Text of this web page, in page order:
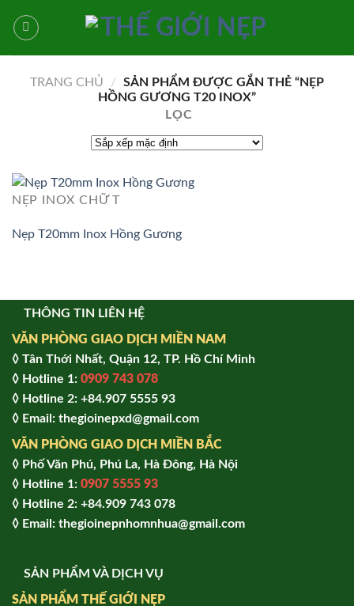
qua
TRANG CHỦ
/
SẢN PHẨM ĐƯỢC GẮN THẺ “NẸP
HỒNG GƯƠNG T20 INOX”
LỌC
NẸP INOX CHỮ T
Nẹp T20mm Inox Hồng Gương
THÔNG TIN LIÊN HỆ
VĂN PHÒNG GIAO DỊCH MIỀN NAM
◊ Tân Thới Nhất, Quận 12, TP. Hồ Chí Minh
◊ Hotline 1: 0909 743 078
◊ Hotline 2: +84.907 5555 93
◊ Email: thegioinepxd@gmail.com
VĂN PHÒNG GIAO DỊCH MIỀN BẮC
◊ Phố Văn Phú, Phú La, Hà Đông, Hà Nội
◊ Hotline 1: 0907 5555 93
◊ Hot line 2: +84.909 743 078
◊ Email: thegioinepnhomnhua@gmail.com
SẢN PHẨM VÀ DỊCH VỤ
SẢN PHẨM THẾ GIỚI NẸP